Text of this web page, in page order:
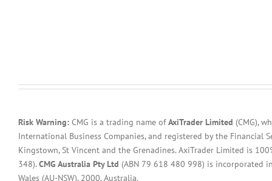
Risk Warning: CMG is a trading name ofAxiTrader Limited (CMG),
International Business Companies, and registered by the Financial
Kingstown, St Vincent and the Grenadines. AxiTrader Limited is
348). CMG Australia Pty Ltd (ABN 79 618 480 998) is incorporated
Wales (AU-NSW), 2000, Australia.